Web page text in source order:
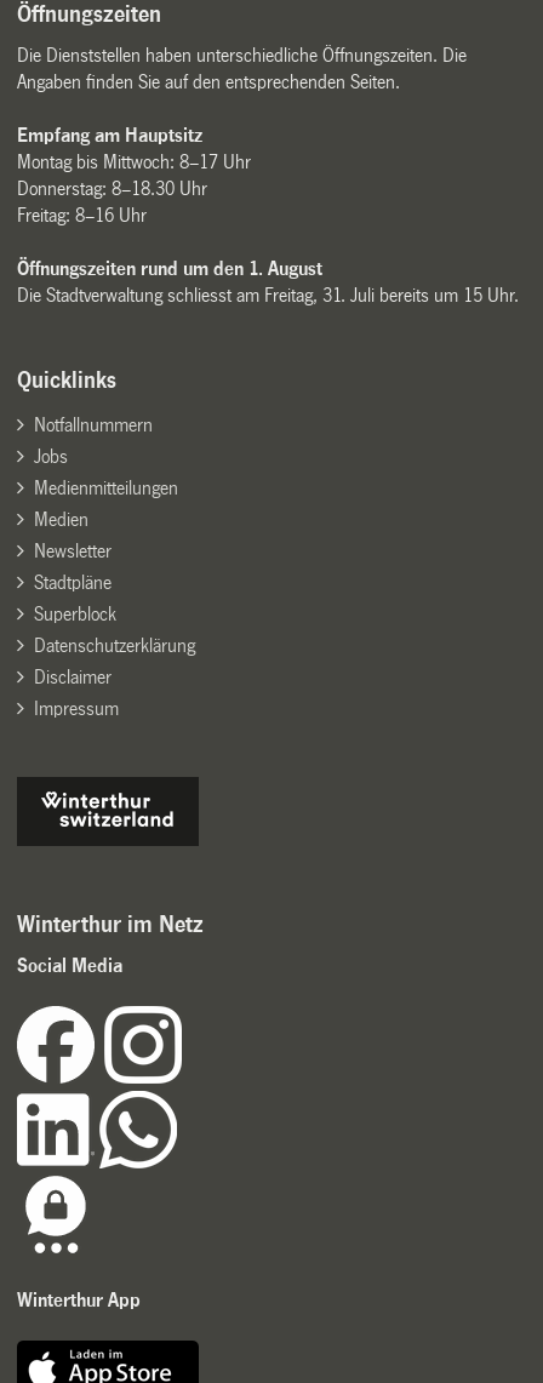
Öffnungszeiten
Die Dienststellen haben unterschiedliche Öffnungszeiten. Die
Angaben finden Sie auf den entsprechenden Seiten.
Empfang am Hauptsitz
Montag bis Mittwoch: 8–17 Uhr
Donnerstag: 8–18.30 Uhr
Freitag: 8–16 Uhr
Öffnungszeiten rund um den 1. August
Die Stadtverwaltung schliesst am Freitag, 31. Juli bereits um 15 Uhr.
Quicklinks
Notfallnummern
Jobs
Medienmitteilungen
Medien
Newsletter
Stadtpläne
Superblock
Datenschutzerklärung
Disclaimer
Impressum
Winterthur im Netz
Social Media
Winterthur App